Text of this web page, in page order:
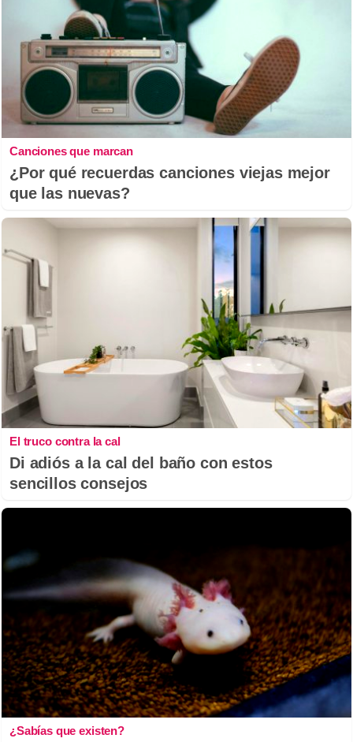
Canciones que marcan
¿Por qué recuerdas canciones viejas mejor
que las nuevas?
El truco contra la cal
Di adiós a la cal del baño con estos
sencillos consejos
¿Sabías que existen?